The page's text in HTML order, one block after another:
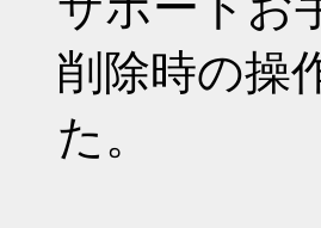
削除時の操
た。